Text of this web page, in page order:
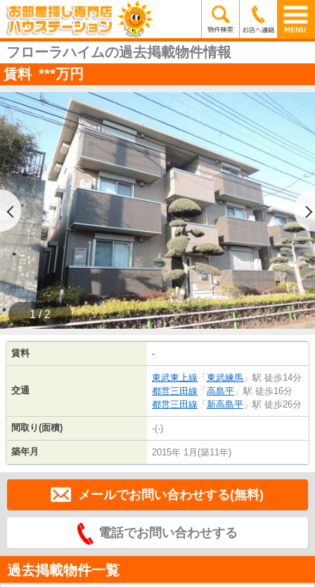
フローラハイムの過去掲載物件情報
賃料 ***万円
1 / 2
賃料 -
交通
東武東上線 「 東武練馬 」駅 徒歩14分
都営三田線 「 高島平 」駅 徒歩16分
都営三田線 「 新高島平 」駅 徒歩26分
間取り(面積) -(-)
築年月 2015年 1月(築11年)
メールでお問い合わせする(無料)
電話でお問い合わせする
過去掲載物件一覧